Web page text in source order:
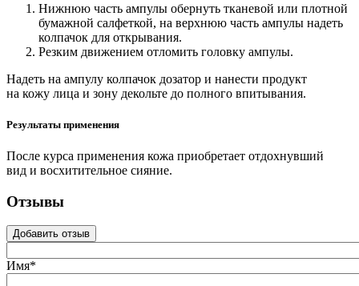
Нижнюю часть ампулы обернуть тканевой или плотной
бумажной салфеткой, на верхнюю часть ампулы надеть
колпачок для открывания.
Резким движением отломить головку ампулы.
Надеть на ампулу колпачок дозатор и нанести продукт
на кожу лица и зону декольте до полного впитывания.
Результаты применения
После курса применения кожа приобретает отдохнувший
вид и восхитительное сияние.
Отзывы
Добавить отзыв
Имя*